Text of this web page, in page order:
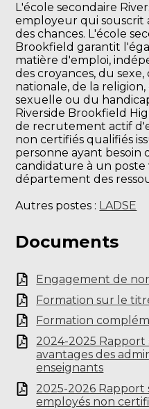
L'école secondaire
employeur qui souscrit
des chances. L'école
Brookfield garantit
matière d'emploi,
des croyances, du
nationale, de la
sexuelle ou du
Riverside Brookfield
de recrutement actif
non certifiés qualifiés
personne ayant besoin
candidature à un
département des
Autres postes : LADSE
Documents
Engagement de
Formation sur le
Formation
2024-2025 Rapport
avantages des
enseignants
2025-2026
employés non